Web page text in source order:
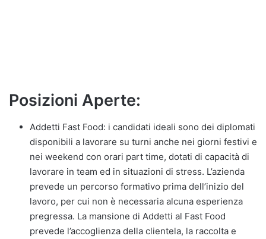
Posizioni Aperte:
Addetti Fast Food: i candidati ideali sono dei diplomati
disponibili a lavorare su turni anche nei giorni festivi e
nei weekend con orari part time, dotati di capacità di
lavorare in team ed in situazioni di stress. L’azienda
prevede un percorso formativo prima dell’inizio del
lavoro, per cui non è necessaria alcuna esperienza
pregressa. La mansione di Addetti al Fast Food
prevede l’accoglienza della clientela, la raccolta e